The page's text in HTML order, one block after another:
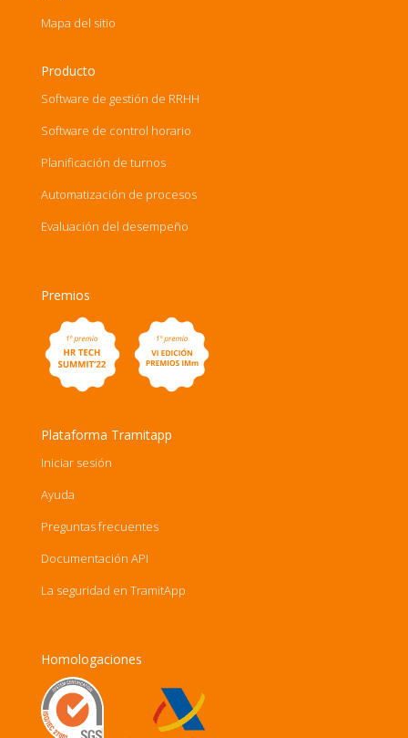
Mapa del sitio
Producto
Software de gestión de RRHH
Software de control horario
Planificación de turnos
Automatización de procesos
Evaluación del desempeño
Premios
Plataforma Tramitapp
Iniciar sesión
Ayuda
Preguntas frecuentes
Documentación API
La seguridad en TramitApp
Homologaciones